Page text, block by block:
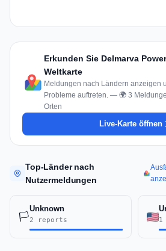
Erkunden Sie Delmarva
Weltkarte
Meldungen nach Ländern anzeigen
Probleme auftreten. — 🌍 3
Orten
Live-Karte öffnen
Top-Länder nach
Nutzermeldungen
🏳️
Unknown
2 reports 1